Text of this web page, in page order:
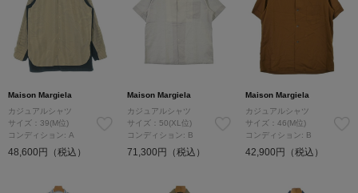
Maison Margiela
カジュアルシャツ
サイズ：39(M位)
コンディション: A
48,600円（税込）
Maison Margiela
カジュアルシャツ
サイズ：50(XL位)
コンディション: B
71,300円（税込）
Maison Margiela
カジュアルシャツ
サイズ：46(M位)
コンディション: B
42,900円（税込）